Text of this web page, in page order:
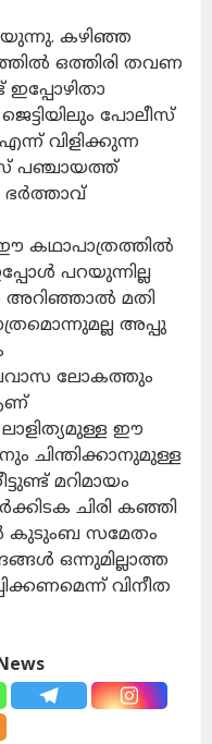
കഴിഞ്ഞ
ഒത്തിരി തവണ
പോലീസ്
വിളിക്കുന്ന
പഞ്ചായത്ത്
കഥാപാത്രത്തിൽ
പറയുന്നില്ല
അറിഞ്ഞാൽ മതി
അപ്പു
ലോകത്തും
ലാളിത്യമുള്ള ഈ
ചിന്തിക്കാനുമുള്ള
മറിമായം
ചിരി കഞ്ഞി
കുടുംബ സമേതം
ഒന്നുമില്ലാത്ത
വിനീത